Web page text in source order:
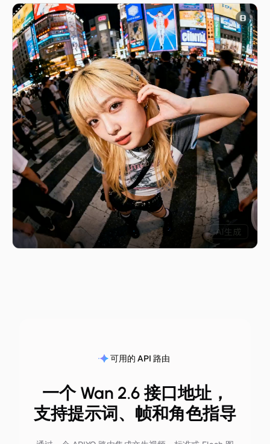
可用的 API 路由
一个 Wan 2.6 接口地址，
支持提示词、帧和角色指导